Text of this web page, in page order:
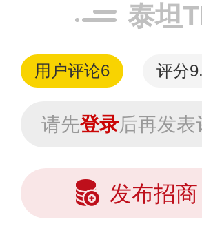
泰坦
用户评论6 评分
请先登录后再发表
发布招商